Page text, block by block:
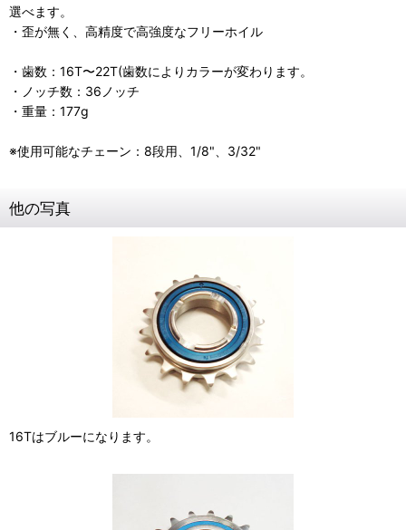
選べます。
・歪が無く、高精度で高強度なフリーホイル
・歯数：16T〜22T(歯数によりカラーが変わります。
・ノッチ数：36ノッチ
・重量：177g
※使用可能なチェーン：8段用、1/8"、3/32"
他の写真
16Tはブルーになります。